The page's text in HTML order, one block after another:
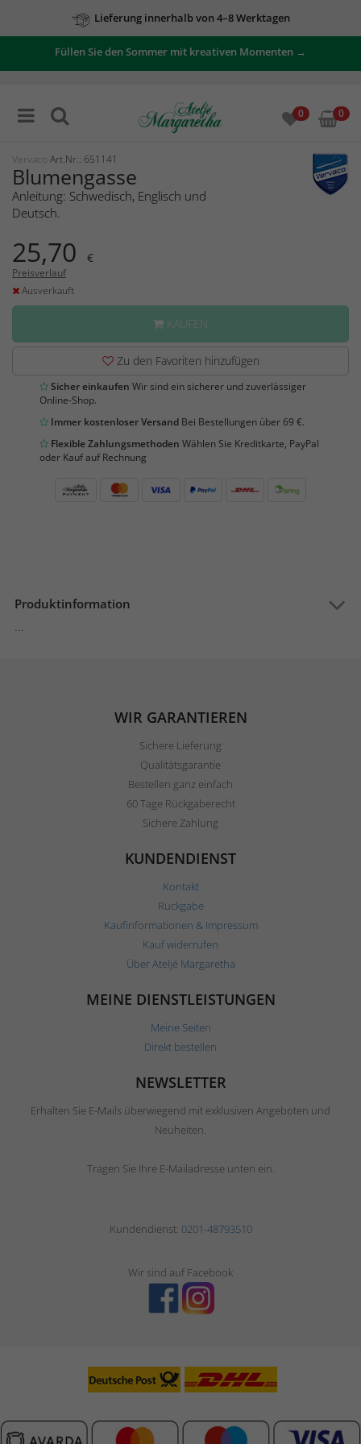
Lieferung innerhalb von 4–8 Werktagen
Füllen Sie den Sommer mit kreativen Momenten →
0 0
Vervaco Art.Nr.: 651141
Blumengasse
Anleitung: Schwedisch, Englisch und
Deutsch.
25,70 €
Preisverlauf
Ausverkauft
KAUFEN
Zu den Favoriten hinzufügen
Sicher einkaufen Wir sind ein sicherer und zuverlässiger
Online-Shop.
Immer kostenloser Versand Bei Bestellungen über 69 €.
Flexible Zahlungsmethoden Wählen Sie Kreditkarte, PayPal
oder Kauf auf Rechnung
Produktinformation
...
WIR GARANTIEREN
Sichere Lieferung
Qualitätsgarantie
Bestellen ganz einfach
60 Tage Rückgaberecht
Sichere Zahlung
KUNDENDIENST
Kontakt
Rückgabe
Kaufinformationen & Impressum
Kauf widerrufen
Über Ateljé Margaretha
MEINE DIENSTLEISTUNGEN
Meine Seiten
Direkt bestellen
NEWSLETTER
Erhalten Sie E-Mails überwiegend mit exklusiven Angeboten und
Neuheiten.
Tragen Sie Ihre E-Mailadresse unten ein.
Kundendienst: 0201-48793510
Wir sind auf Facebook